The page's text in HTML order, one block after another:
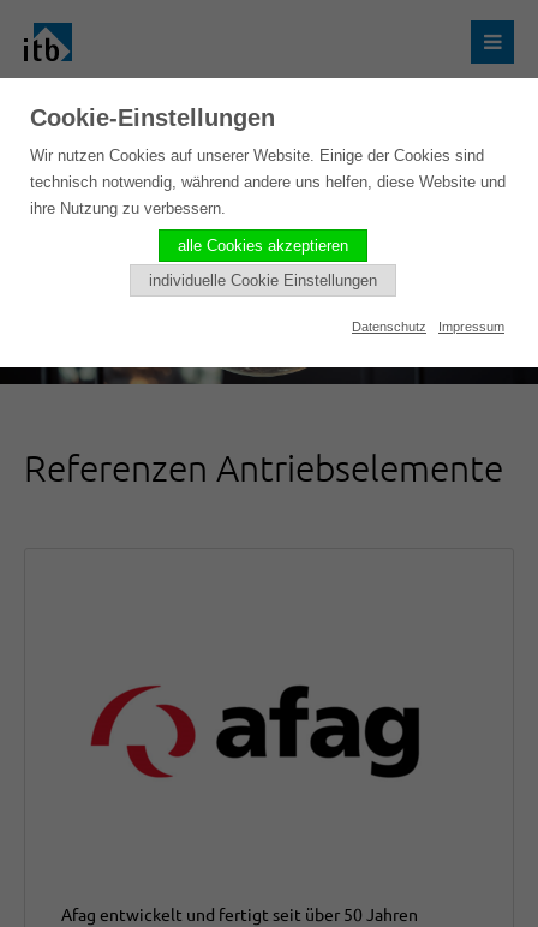
Referenzen Antriebselemente
Afag entwickelt und fertigt seit über 50 Jahren
Cookie-Einstellungen
Wir nutzen Cookies auf unserer Website. Einige der Cookies sind
technisch notwendig, während andere uns helfen, diese Website und
ihre Nutzung zu verbessern.
alle Cookies akzeptieren
individuelle Cookie Einstellungen
Datenschutz Impressum